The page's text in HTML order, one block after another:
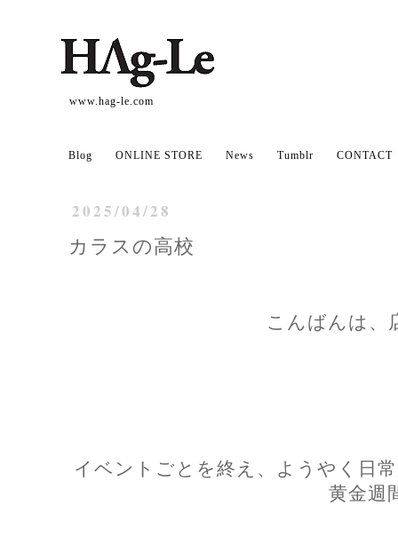
www.hag-le.com
Blog ONLINE STORE News Tumblr CONTACT
2025/04/28
カラスの高校
こんばんは、
イベントごとを終え、ようやく日
黄金週